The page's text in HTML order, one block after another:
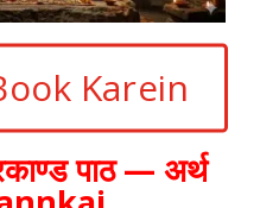
Karein
पाठ — अर्थ